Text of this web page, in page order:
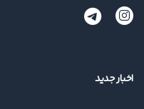
اخبار جدید